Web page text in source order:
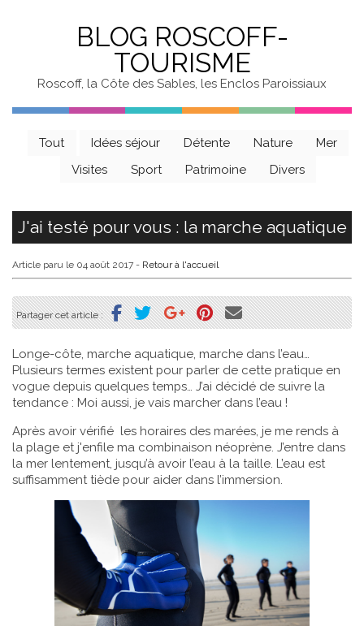
BLOG ROSCOFF-
TOURISME
Roscoff, la Côte des Sables, les Enclos Paroissiaux
Tout Idées séjour Détente Nature
Mer
Visites
Sport Patrimoine Divers
J'ai testé pour vous : la marche aquatique
Article paru le 04 août 2017- Retour à l'accueil
Partager cet article :
Longe-côte, marche aquatique, marche dans l’eau…
Plusieurs termes existent pour parler de cette pratique en
vogue depuis quelques temps… J’ai décidé de suivre la
tendance : Moi aussi, je vais marcher dans l’eau !
Après avoir vérifié les horaires des marées, je me rends à
la plage et j'enfile ma combinaison néoprène. J’entre dans
la mer lentement, jusqu’à avoir l’eau à la taille. L’eau est
suffisamment tiède pour aider dans l’immersion.